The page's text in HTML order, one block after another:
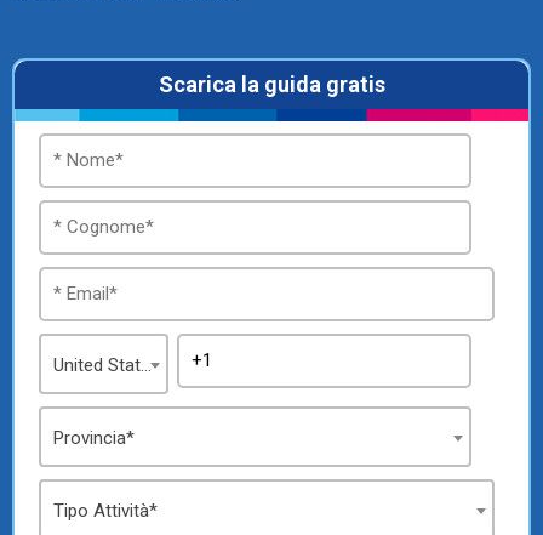
HR
Trust Services
TeamSystem Corporate
TeamSystem Store
Scarica la guida gratis
United States
Provincia*
Tipo Attività*